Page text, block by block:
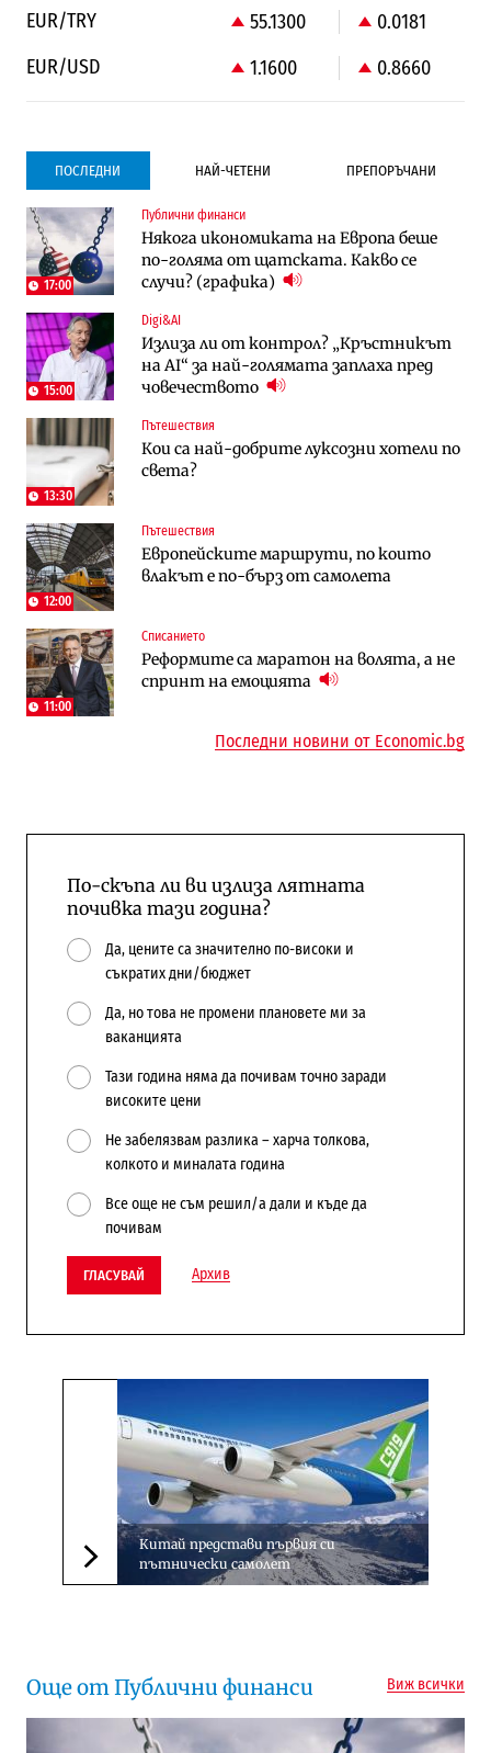
EUR/TRY 55.1300
0.0181
EUR/USD
1.1600 0.8660
ПОСЛЕДНИ НАЙ-ЧЕТЕНИ ПРЕПОРЪЧАНИ
17:00
Публични финанси
Някога икономиката на Европа беше
по-голяма от щатската. Какво се
случи? (графика)
15:00
Digi&AI
Излиза ли от контрол? „Кръстникът
на AI“ за най-голямата заплаха пред
човечеството
13:30
Пътешествия
Кои са най-добрите луксозни хотели по
света?
12:00
Пътешествия
Европейските маршрути, по които
влакът е по-бърз от самолета
11:00
Списанието
Реформите са маратон на волята, а не
спринт на емоцията
Градоустройство
Столична община избра изпълнител за
преместването на трамвайното
трасе по бул. „Скобелев“
Компании
Vivacom предлага над 150 устройства с
90% отстъпка през август
Компании
„Ендуросат“ ще строи огромен
космически и отбранителен център в
Енергетика
Държавният ТЕЦ „Марица изток 2“
работи с 5 блока
Енергетика
АЕЦ „Козлодуй“ ще работи само още
няколко седмици, ако сушата продължи
Компании
Vivacom предлага над 150 устройства с
90% отстъпка през август
Градоустройство
Столична община избра изпълнител за
преместването на трамвайното
трасе по бул. „Скобелев“
Енергетика
Държавният ТЕЦ „Марица изток 2“
работи с 5 блока
Компании
„Ендуросат“ ще строи огромен
космически и отбранителен център в
Регулации
Лекарствата за редки болести
попадат в капан на обществените
Последни новини от Economic.bg
По-скъпа ли ви излиза лятната
почивка тази година?
Да, цените са значително по-високи и
съкратих дни/бюджет
Да, но това не промени плановете ми за
ваканцията
Тази година няма да почивам точно заради
високите цени
Не забелязвам разлика – харча толкова,
колкото и миналата година
Все още не съм решил/а дали и къде да
почивам
ГЛАСУВАЙ Архив
Следваща новина
Китай представи първия си
пътнически самолет
Още от Публични финанси Виж всички